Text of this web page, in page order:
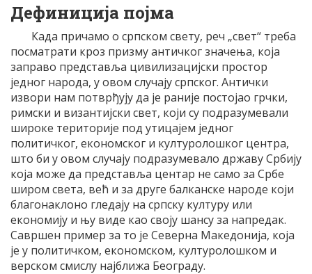
Дефиниција појма
Када причамо о српском свету, реч „свет“ треба
посматрати кроз призму античког значења, која
заправо представља цивилизацијски простор
једног народа, у овом случају српског. Антички
извори нам потврђују да је раније постојао грчки,
римски и византијски свет, који су подразумевали
широке територије под утицајем једног
политичког, економског и културолошког центра,
што би у овом случају подразумевало државу Србију
која може да представља центар не само за Србе
широм света, већ и за друге балканске народе који
благонаклоно гледају на српску културу или
економију и њу виде као своју шансу за напредак.
Савршен пример за то је Северна Македонија, која
је у политичком, економском, културолошком и
верском смислу најближа Београду.